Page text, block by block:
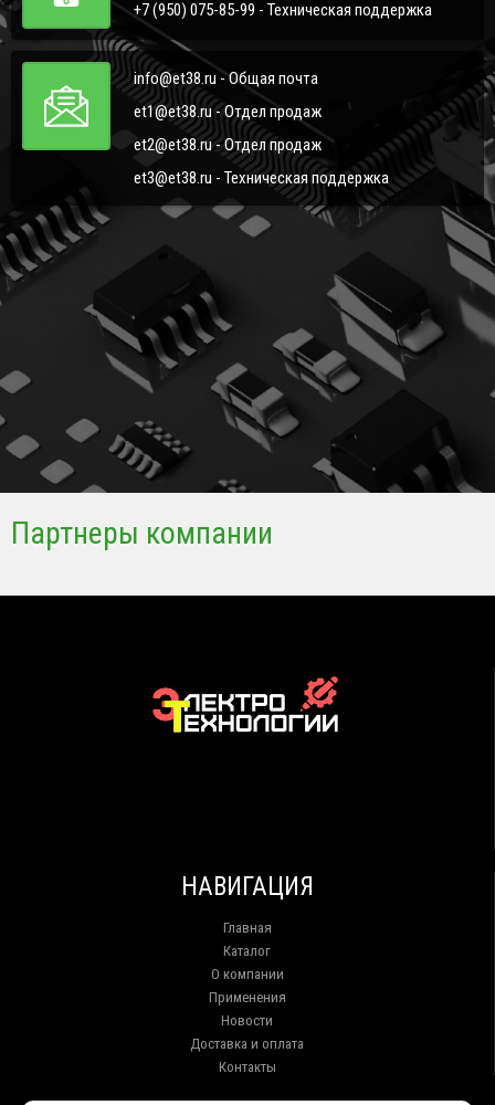
+7 (950) 075-85-99 - Техническая поддержка
info@et38.ru - Общая почта
et1@et38.ru - Отдел продаж
et2@et38.ru - Отдел продаж
et3@et38.ru - Техническая поддержка
Партнеры компании
НАВИГАЦИЯ
Главная
Каталог
О компании
Применения
Новости
Доставка и оплата
Контакты